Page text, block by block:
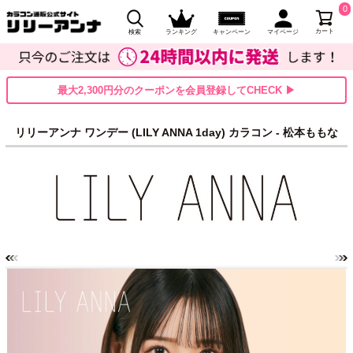
検索 ランキング キャンペーン マイページ カート
0
最大2,300円分のクーポンを会員登録してCHECK ▶
リリーアンナ ワンデー (LILY ANNA 1day) カラコン - 松本ももな